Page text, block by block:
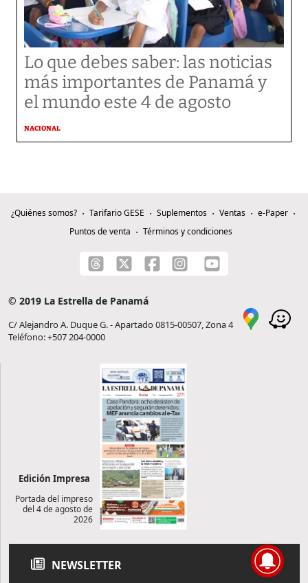
Lo que debes saber: las noticias
más importantes de Panamá y
el mundo este 4 de agosto
NACIONAL
¿Quiénes somos? Tarifario GESE Suplementos Ventas
e-Paper
Puntos de venta
Términos y condiciones
© 2019 La Estrella de Panamá
C/ Alejandro A. Duque G. - Apartado 0815-00507, Zona 4
Teléfono: +507 204-0000
Edición Impresa
Portada del impreso
del 4 de agosto de
2026
NEWSLETTER